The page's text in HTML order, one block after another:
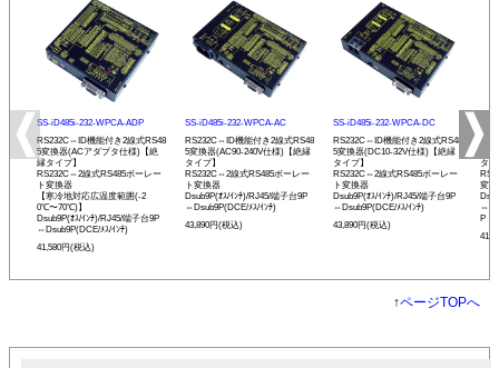
SS-iD485i-232-WPCA-ADP
RS232C⇔ID機能付き2線式RS48
5変換器(ACアダプタ仕様)【絶
縁タイプ】
RS232C⇔2線式RS485ボーレー
ト変換器
【寒冷地対応広温度範囲(-2
0℃〜70℃)】
Dsub9P(ｵｽ/ｲﾝﾁ)/RJ45/端子台9P
⇔Dsub9P(DCE/ﾒｽ/ｲﾝﾁ)
41,580円(税込)
SS-iD485i-232-WPCA-AC
RS232C⇔ID機能付き2線式RS48
5変換器(AC90-240V仕様)【絶縁
タイプ】
RS232C⇔2線式RS485ボーレー
ト変換器
Dsub9P(ｵｽ/ｲﾝﾁ)/RJ45/端子台9P
⇔Dsub9P(DCE/ﾒｽ/ｲﾝﾁ)
43,890円(税込)
SS-iD485i-232-WPCA-DC
RS232C⇔ID機能付き2線式RS48
5変換器(DC10-32V仕様)【絶縁
タイプ】
RS232C⇔2線式RS485ボーレー
ト変換器
Dsub9P(ｵｽ/ｲﾝﾁ)/RJ45/端子台9P
⇔Dsub9P(DCE/ﾒｽ/ｲﾝﾁ)
43,890円(税込)
タ
変
P
↑ページTOPへ